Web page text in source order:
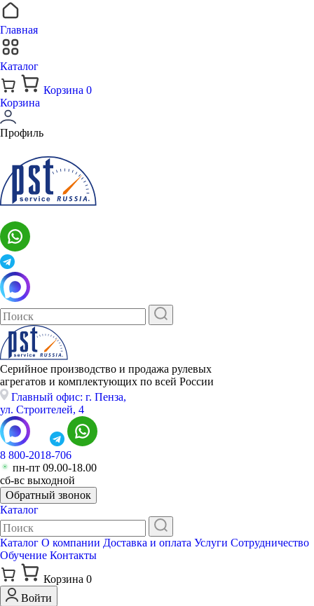
Главная
Каталог
Корзина 0
Корзина
Профиль
Серийное производство и продажа рулевых
агрегатов и комплектующих по всей России
Главный офис: г. Пенза,
ул. Строителей, 4
8 800-2018-706
пн-пт 09.00-18.00
сб-вс выходной
Обратный звонок
Каталог
Каталог О компании Доставка и оплата Услуги Сотрудничество
Обучение Контакты
Корзина 0
Войти